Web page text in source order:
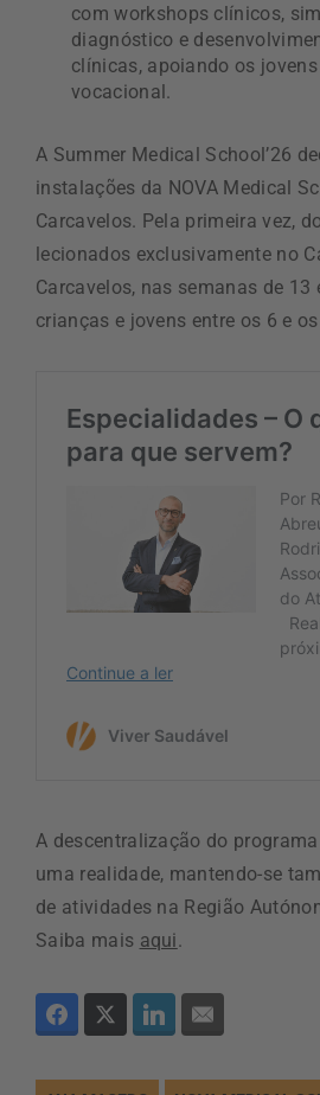
com workshops clínicos,
diagnóstico e
clínicas, apoiando os
vocacional.
A Summer Medical School’26
instalações da NOVA Medical
Carcavelos. Pela primeira vez,
lecionados exclusivamente no
Carcavelos, nas semanas de 13
crianças e jovens entre os 6 e
A descentralização do
uma realidade, mantendo-se
de atividades na Região
Saiba mais aqui.